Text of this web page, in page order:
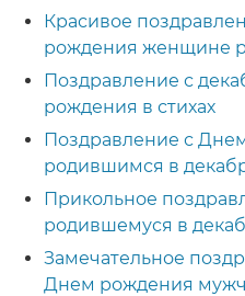
Красивое
рождения женщине
Поздравление с
рождения в стихах
Поздравление с
родившимся в
Прикольное
родившемуся в
Замечательное
Днем рождения